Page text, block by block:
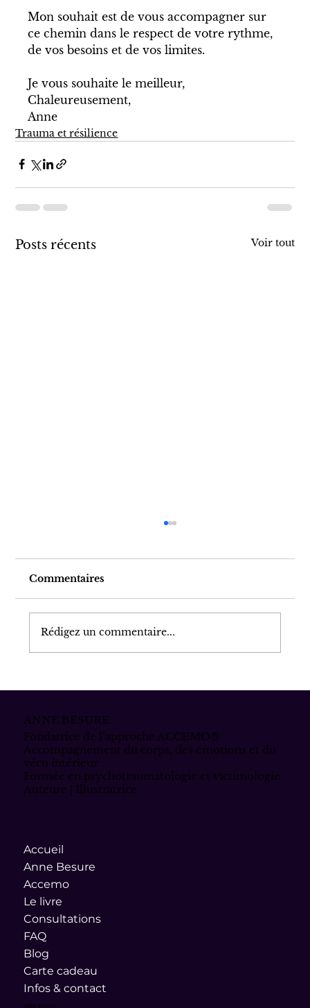
Mon souhait est de vous accompagner sur
ce chemin dans le respect de votre rythme,
de vos besoins et de vos limites.
Je vous souhaite le meilleur,
Chaleureusement,
Anne
Trauma et résilience
Posts récents Voir tout
Commentaires
Rédigez un commentaire...
ANNE BESURE
Fondatrice de l’approche ACCEMO®
Accompagnement du corps, des émotions et du
vécu intérieur
Formée en psychotraumatologie et victimologie
Auteure | Illustratrice
Accueil
Anne Besure
Accemo
Le livre
Consultations
FAQ
Blog
Carte cadeau
Infos & contact